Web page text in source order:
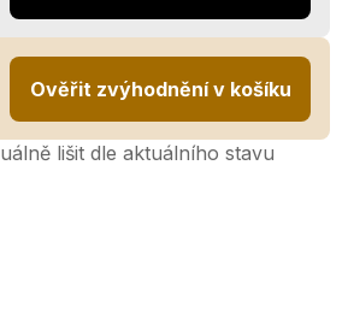
Ověřit zvýhodnění v košíku
lišit dle aktuálního stavu